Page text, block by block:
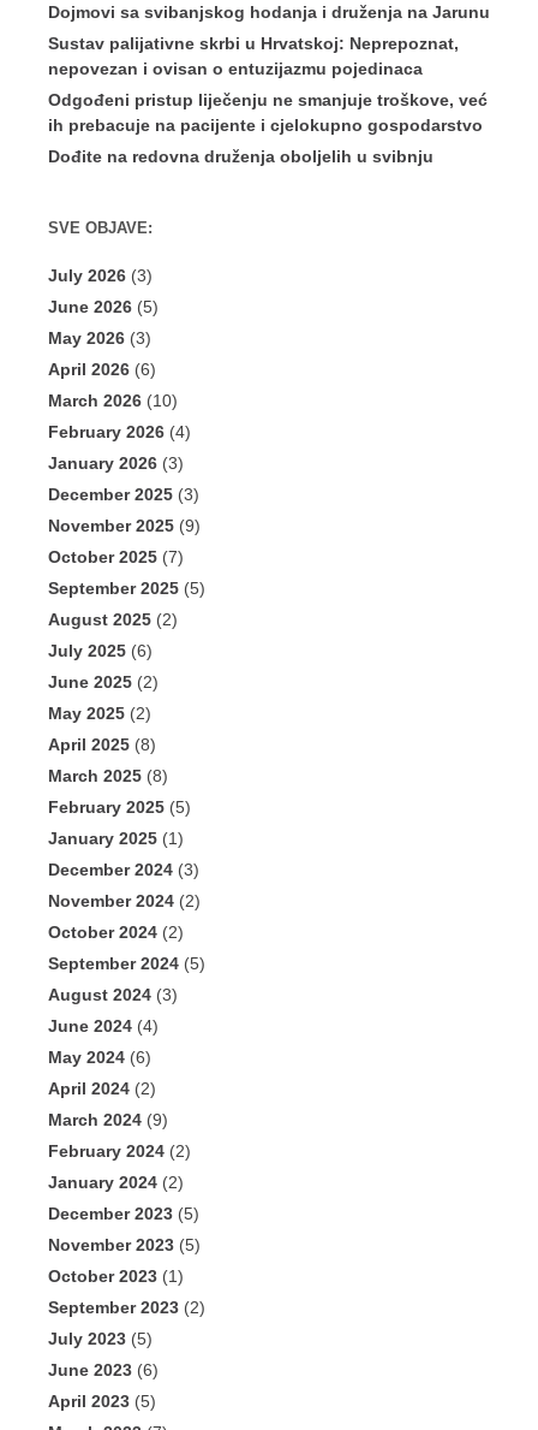
Dojmovi sa svibanjskog hodanja i druženja na Jarunu
Sustav palijativne skrbi u Hrvatskoj: Neprepoznat,
nepovezan i ovisan o entuzijazmu pojedinaca
Odgođeni pristup liječenju ne smanjuje troškove, već
ih prebacuje na pacijente i cjelokupno gospodarstvo
Dođite na redovna druženja oboljelih u svibnju
SVE OBJAVE:
July 2026 (3)
June 2026 (5)
May 2026 (3)
April 2026 (6)
March 2026 (10)
February 2026 (4)
January 2026 (3)
December 2025 (3)
November 2025 (9)
October 2025 (7)
September 2025 (5)
August 2025 (2)
July 2025 (6)
June 2025 (2)
May 2025 (2)
April 2025 (8)
March 2025 (8)
February 2025 (5)
January 2025 (1)
December 2024 (3)
November 2024 (2)
October 2024 (2)
September 2024 (5)
August 2024 (3)
June 2024 (4)
May 2024 (6)
April 2024 (2)
March 2024 (9)
February 2024 (2)
January 2024 (2)
December 2023 (5)
November 2023 (5)
October 2023 (1)
September 2023 (2)
July 2023 (5)
June 2023 (6)
April 2023 (5)